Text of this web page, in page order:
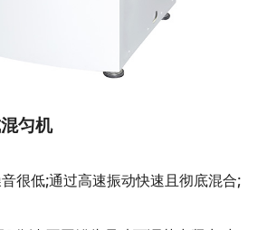
匀机
很低;通过高速振动快速且彻底混合;